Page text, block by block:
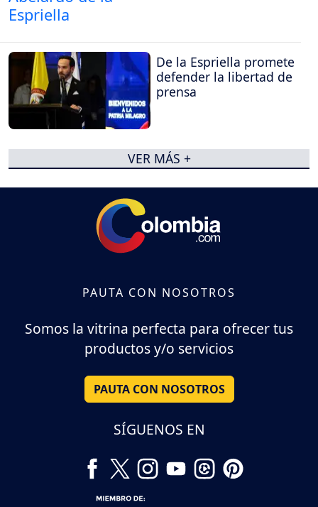
De la Espriella promete
defender la libertad de
prensa
VER MÁS +
PAUTA CON NOSOTROS
Somos la vitrina perfecta para ofrecer tus
productos y/o servicios
PAUTA CON NOSOTROS
SÍGUENOS EN